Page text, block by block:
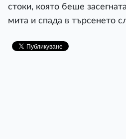
стоки, която беше
мита и спада в търсенето